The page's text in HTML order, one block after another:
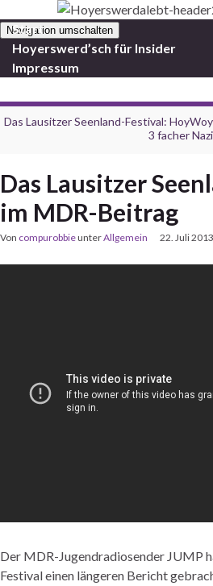
Navigation umschalten
Start
Hoyerswerd’sch für Insider
Impressum
Das Lausitzer Seenland-Festival:
3 facher
Das Lausitzer
im MDR-Beitrag
Von compurobbieunterAllgemein 22. Juli 2013
Der MDR-Jugendradiosender JUMP
Festival einen längeren Bericht